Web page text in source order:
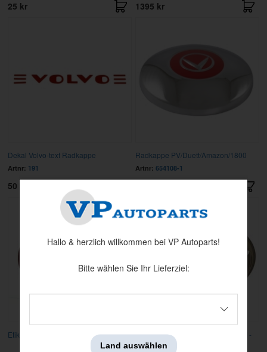
25 kr 1395 kr
Dekal Volvo-text Radkappe
Artnr: 191
50 kr
Radkappe PV/Duett/Amazon/1800
Artnr: 654108-1
Etikett rot V Radkappe
Radring PV/Duett/Amazon/1800 51-
64
Hallo & herzlich willkommen bei VP Autoparts!
Bitte wählen Sie Ihr Lieferziel:
Land auswählen